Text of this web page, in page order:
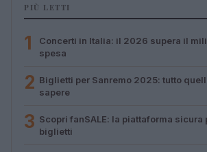
PIÙ LETTI
1
Concerti in Italia: il 2026 supera il
spesa
2 Biglietti per Sanremo 2025: tutto
sapere
3 Scopri fanSALE: la piattaforma
biglietti